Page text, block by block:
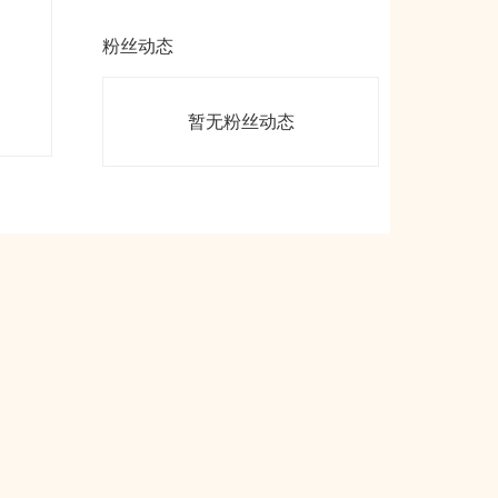
粉丝动态
暂无粉丝动态